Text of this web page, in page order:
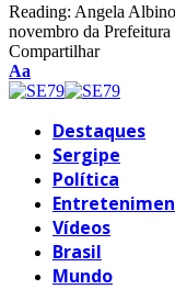
Reading: Angela
novembro da
Compartilhar
Font
Resizer
Aa
Destaques
Sergipe
Política
Vídeos
Brasil
Mundo